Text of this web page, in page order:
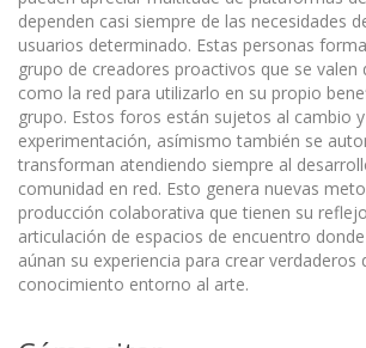
dependen casi siempre de las necesidades
usuarios determinado. Estas personas
grupo de creadores proactivos que se valen
como la red para utilizarlo en su propio
grupo. Estos foros están sujetos al cambio
experimentación, asímismo también se
transforman atendiendo siempre al
comunidad en red. Esto genera nuevas
producción colaborativa que tienen su
articulación de espacios de encuentro
aúnan su experiencia para crear verdaderos
conocimiento entorno al arte.